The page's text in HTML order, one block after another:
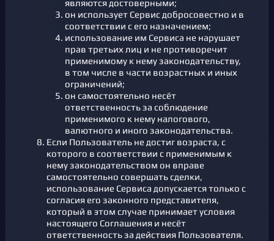
являются достоверными;
он использует Сервис добросовестно и в
соответствии с его назначением;
использование им Сервиса не нарушает
прав третьих лиц и не противоречит
применимому к нему законодательству,
в том числе в части возрастных и иных
ограничений;
он самостоятельно несёт
ответственность за соблюдение
применимого к нему налогового,
валютного и иного законодательства.
Если Пользователь не достиг возраста, с
которого в соответствии с применимым к
нему законодательством он вправе
самостоятельно совершать сделки,
использование Сервиса допускается только с
согласия его законного представителя,
который в этом случае принимает условия
настоящего Соглашения и несёт
ответственность за действия Пользователя.